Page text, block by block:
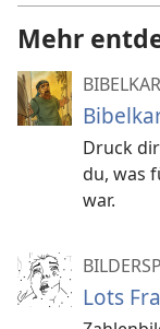
Mehr
Druck
du, was
war.
Lots